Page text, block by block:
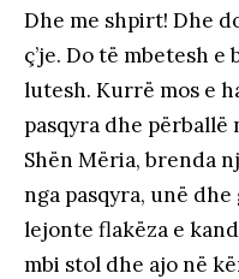
Dhe me shpirt! Dhe
ç’je. Do të mbetesh
lutesh. Kurrë mos e
pasqyra dhe përballë
Shën Mëria, brenda
nga pasqyra, unë dhe
lejonte flakëza e
mbi stol dhe ajo në